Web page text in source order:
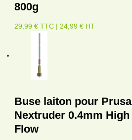
800g
29,99 € TTC | 24,99 € HT
Buse laiton pour Prusa
Nextruder 0.4mm High
Flow